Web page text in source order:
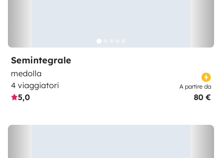
Semintegrale
medolla
4 viaggiatori
5,0
A partire da
80 €